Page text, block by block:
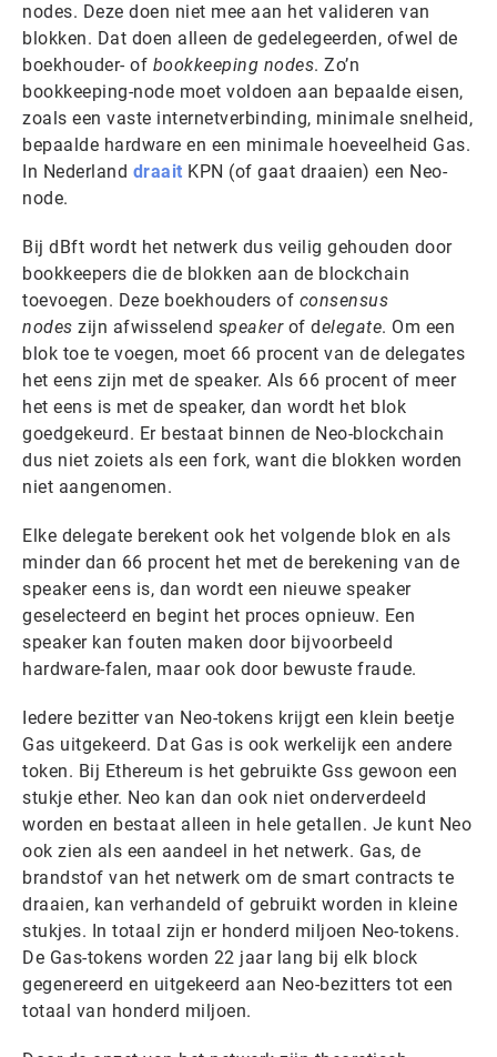
nodes. Deze doen niet mee aan het valideren van
blokken. Dat doen alleen de gedelegeerden, ofwel de
boekhouder- of bookkeeping nodes. Zo’n
bookkeeping-node moet voldoen aan bepaalde eisen,
zoals een vaste internetverbinding, minimale snelheid,
bepaalde hardware en een minimale hoeveelheid Gas.
In Nederland draait KPN (of gaat draaien) een Neo-
node.
Bij dBft wordt het netwerk dus veilig gehouden door
bookkeepers die de blokken aan de blockchain
toevoegen. Deze boekhouders of consensus
nodes zijn afwisselend speaker of delegate. Om een
blok toe te voegen, moet 66 procent van de delegates
het eens zijn met de speaker. Als 66 procent of meer
het eens is met de speaker, dan wordt het blok
goedgekeurd. Er bestaat binnen de Neo-blockchain
dus niet zoiets als een fork, want die blokken worden
niet aangenomen.
Elke delegate berekent ook het volgende blok en als
minder dan 66 procent het met de berekening van de
speaker eens is, dan wordt een nieuwe speaker
geselecteerd en begint het proces opnieuw. Een
speaker kan fouten maken door bijvoorbeeld
hardware-falen, maar ook door bewuste fraude.
Iedere bezitter van Neo-tokens krijgt een klein beetje
Gas uitgekeerd. Dat Gas is ook werkelijk een andere
token. Bij Ethereum is het gebruikte Gss gewoon een
stukje ether. Neo kan dan ook niet onderverdeeld
worden en bestaat alleen in hele getallen. Je kunt Neo
ook zien als een aandeel in het netwerk. Gas, de
brandstof van het netwerk om de smart contracts te
draaien, kan verhandeld of gebruikt worden in kleine
stukjes. In totaal zijn er honderd miljoen Neo-tokens.
De Gas-tokens worden 22 jaar lang bij elk block
gegenereerd en uitgekeerd aan Neo-bezitters tot een
totaal van honderd miljoen.